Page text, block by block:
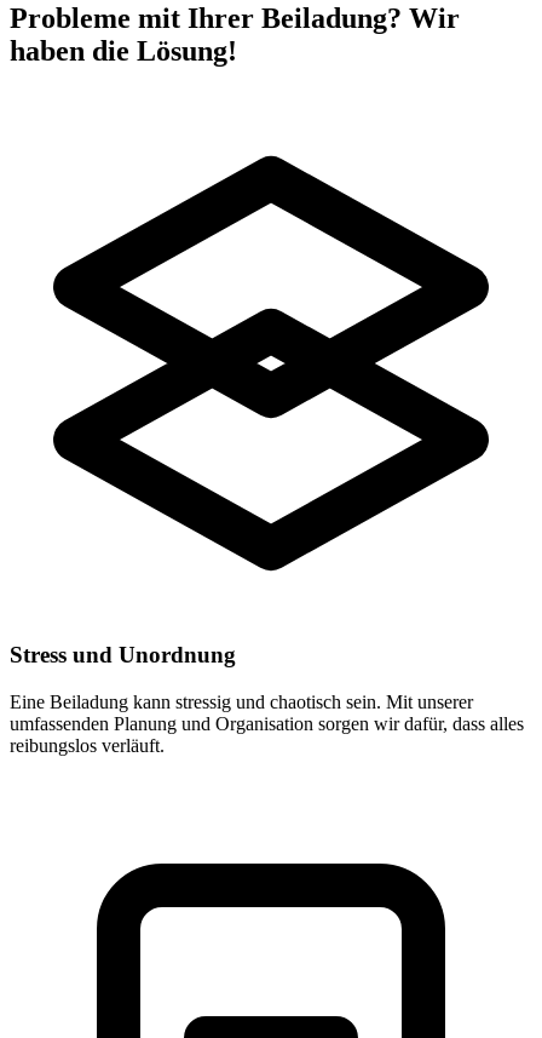
Probleme mit Ihrer Beiladung? Wir
haben die Lösung!
Stress und Unordnung
Eine Beiladung kann stressig und chaotisch sein. Mit unserer
umfassenden Planung und Organisation sorgen wir dafür, dass alles
reibungslos verläuft.